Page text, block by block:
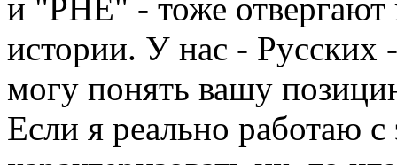
и "РНЕ" - тоже отвергают
истории. У нас - Русских
могу понять вашу
Если я реально работаю